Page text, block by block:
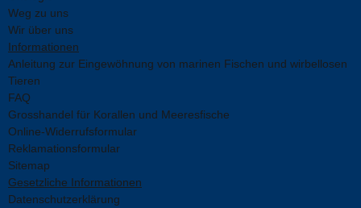
Weg zu uns
Wir über uns
Informationen
Anleitung zur Eingewöhnung von marinen Fischen und wirbellosen
Tieren
FAQ
Grosshandel für Korallen und Meeresfische
Online-Widerrufsformular
Reklamationsformular
Sitemap
Gesetzliche Informationen
Datenschutzerklärung